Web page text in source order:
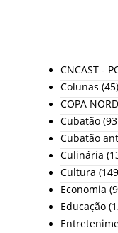
CNCAST -
Colunas (45)
COPA
Cubatão
Cubatão
Culinária
Cultura
Economia
Educação